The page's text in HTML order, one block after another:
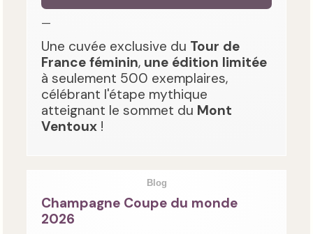
—
Une cuvée exclusive du Tour de
France féminin, une édition limitée
à seulement 500 exemplaires,
célébrant l'étape mythique
atteignant le sommet du Mont
Ventoux !
Blog
Champagne Coupe du monde
2026